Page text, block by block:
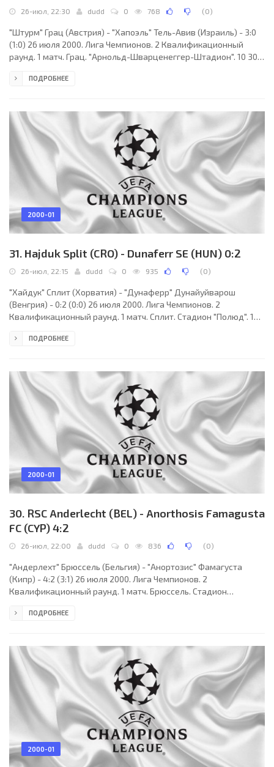
26-июл, 22:30 dudd 0 768 (0)
"Штурм" Грац (Австрия) - "Хапоэль" Тель-Авив (Израиль) - 3:0
(1:0) 26 июля 2000. Лига Чемпионов. 2 Квалификационный
раунд. 1 матч. Грац. "Арнольд-Шварценеггер-Штадион". 10 300
Мюнироглу (все - Турция). "Штурм": Шикльгрубер, Нойкирхнер,
Элимелек, Бен-Ами, Бахар, Гершон, Антеби, Домб, Тоама
(Дахан, 71), А.Тиква (Афек, 84), Пишонт,
ПОДРОБНЕЕ
2000-01
31. Hajduk Split (CRO) - Dunaferr SE (HUN) 0:2
26-июл, 22:15 dudd 0 935 (0)
"Хайдук" Сплит (Хорватия) - "Дунаферр" Дунайуйварош
(Венгрия) - 0:2 (0:0) 26 июля 2000. Лига Чемпионов. 2
Квалификационный раунд. 1 матч. Сплит. Стадион "Полюд". 16
Марко Фарина (все - Италия). "Хайдук": Плетикоса, Яжич,
Молнар, Кишш, Эгер, Баголи, Саламон, Завадски (Лендьел, 83),
Роша, Помпер, Орос, Тёкёли
ПОДРОБНЕЕ
2000-01
30. RSC Anderlecht (BEL) - Anorthosis Famagusta
FC (CYP) 4:2
26-июл, 22:00 dudd 0 836 (0)
"Андерлехт" Брюссель (Бельгия) - "Анортозис" Фамагуста
(Кипр) - 4:2 (3:1) 26 июля 2000. Лига Чемпионов. 2
Квалификационный раунд. 1 матч. Брюссель. Стадион
Стадсгорд, Аллен Нильсен, Финн Расмуссен (все - Дания).
Я.Коллер, Радзински (Диндан, 90). "Анортозис": Н.Панайоту,
Пепич (Пунас, 46), Иоанну, З.Хараламбус (Неофиту, 85),
Фукарис
ПОДРОБНЕЕ
2000-01